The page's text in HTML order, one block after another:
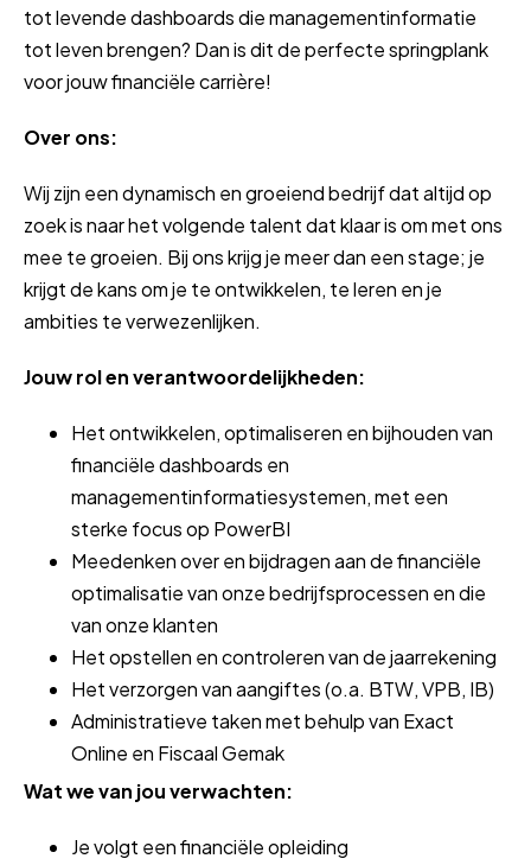
tot levende dashboards die managementinformatie
tot leven brengen? Dan is dit de perfecte springplank
voor jouw financiële carrière!
Over ons:
Wij zijn een dynamisch en groeiend bedrijf dat altijd op
zoek is naar het volgende talent dat klaar is om met ons
mee te groeien. Bij ons krijg je meer dan een stage; je
krijgt de kans om je te ontwikkelen, te leren en je
ambities te verwezenlijken.
Jouw rol en verantwoordelijkheden:
Het ontwikkelen, optimaliseren en bijhouden van
financiële dashboards en
managementinformatiesystemen, met een
sterke focus op PowerBI
Meedenken over en bijdragen aan de financiële
optimalisatie van onze bedrijfsprocessen en die
van onze klanten
Het opstellen en controleren van de jaarrekening
Het verzorgen van aangiftes (o.a. BTW, VPB, IB)
Administratieve taken met behulp van Exact
Online en Fiscaal Gemak
Wat we van jou verwachten:
Je volgt een financiële opleiding